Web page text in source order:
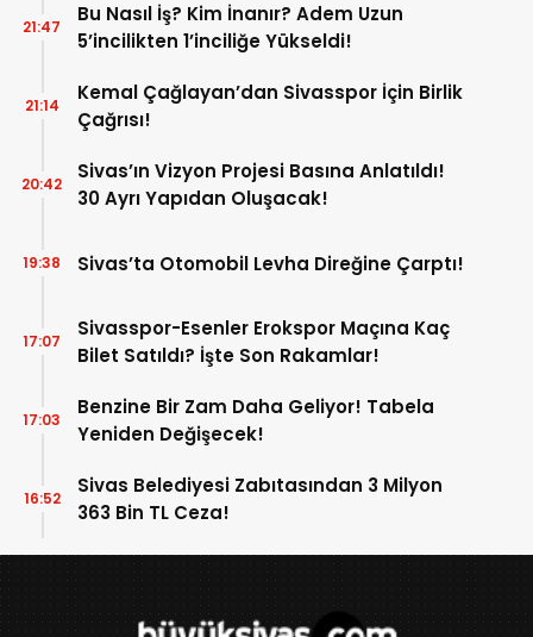
Bu Nasıl İş? Kim İnanır? Adem Uzun
5’incilikten 1’inciliğe Yükseldi!
21:47
Kemal Çağlayan’dan Sivasspor İçin Birlik
Çağrısı!
21:14
Sivas’ın Vizyon Projesi Basına Anlatıldı!
30 Ayrı Yapıdan Oluşacak!
20:42
Sivas’ta Otomobil Levha Direğine Çarptı!
19:38
Sivasspor-Esenler Erokspor Maçına Kaç
Bilet Satıldı? İşte Son Rakamlar!
17:07
Benzine Bir Zam Daha Geliyor! Tabela
Yeniden Değişecek!
17:03
Sivas Belediyesi Zabıtasından 3 Milyon
363 Bin TL Ceza!
16:52